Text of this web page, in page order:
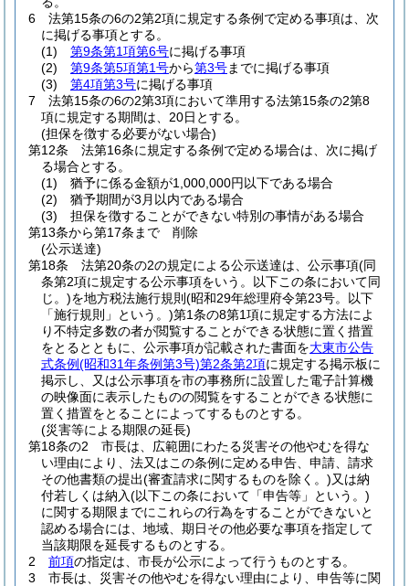
6
法第15条の6の2第2項に規定する条例で定める事項は、次
に掲げる事項とする。
(1)
第9条第1項第6号に掲げる事項
(2)
第9条第5項第1号から第3号までに掲げる事項
(3)
第4項第3号に掲げる事項
7
法第15条の6の2第3項において準用する法第15条の2第8
項に規定する期間は、20日とする。
(担保を徴する必要がない場合)
第12条
法第16条に規定する条例で定める場合は、次に掲げ
る場合とする。
(1)
猶予に係る金額が1,000,000円以下である場合
(2)
猶予期間が3月以内である場合
(3)
担保を徴することができない特別の事情がある場合
第13条から第17条まで
削除
(公示送達)
第18条
法第20条の2の規定による公示送達は、公示事項(同
条第2項に規定する公示事項をいう。以下この条において同
じ。)を地方税法施行規則 (昭和29年総理府令第23号。以下
「施行規則」という。)第1条の8第1項に規定する方法によ
り不特定多数の者が閲覧することができる状態に置く措置
をとるとともに、公示事項が記載された書面を大東市公告
式条例(昭和31年条例第3号)第2条第2項に規定する掲示板に
掲示し、又は公示事項を市の事務所に設置した電子計算機
の映像面に表示したものの閲覧をすることができる状態に
置く措置をとることによってするものとする。
(災害等による期限の延長)
第18条の2
市長は、広範囲にわたる災害その他やむを得な
い理由により、法又はこの条例に定める申告、申請、請求
その他書類の提出(審査請求に関するものを除く。)又は納
付若しくは納入(以下この条において「申告等」という。)
に関する期限までにこれらの行為をすることができないと
認める場合には、地域、期日その他必要な事項を指定して
当該期限を延長するものとする。
2
前項の指定は、市長が公示によって行うものとする。
3
市長は、災害その他やむを得ない理由により、申告等に関